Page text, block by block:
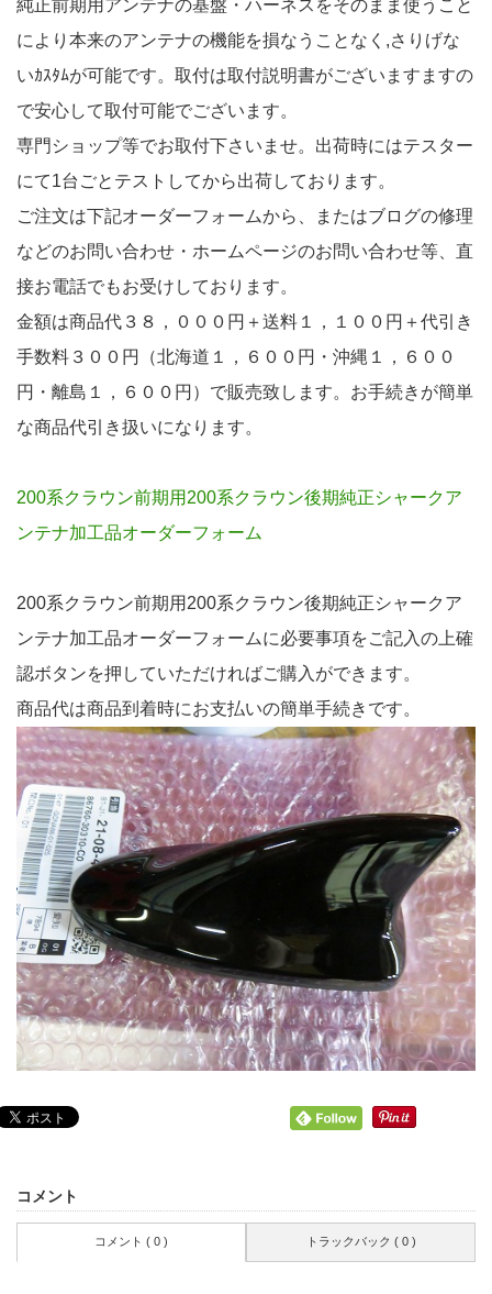
純正前期用アンテナの基盤・ハーネスをそのまま使うこと
により本来のアンテナの機能を損なうことなく,さりげな
いｶｽﾀﾑが可能です。取付は取付説明書がございますますの
で安心して取付可能でございます。
専門ショップ等でお取付下さいませ。出荷時にはテスター
にて1台ごとテストしてから出荷しております。
ご注文は下記オーダーフォームから、またはブログの修理
などのお問い合わせ・ホームページのお問い合わせ等、直
接お電話でもお受けしております。
金額は商品代３８，０００円＋送料１，１００円＋代引き
手数料３００円（北海道１，６００円・沖縄１，６００
円・離島１，６００円）で販売致します。お手続きが簡単
な商品代引き扱いになります。
200系クラウン前期用200系クラウン後期純正シャークア
ンテナ加工品オーダーフォーム
200系クラウン前期用200系クラウン後期純正シャークア
ンテナ加工品オーダーフォームに必要事項をご記入の上確
認ボタンを押していただければご購入ができます。
商品代は商品到着時にお支払いの簡単手続きです。
コメント
コメント ( 0 ) トラックバック ( 0 )